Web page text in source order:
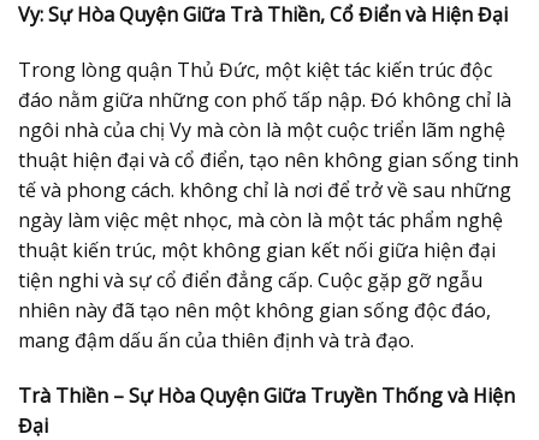
Vy: Sự Hòa Quyện Giữa Trà Thiền, Cổ Điển và Hiện Đại
Trong lòng quận Thủ Đức, một kiệt tác kiến trúc độc
đáo nằm giữa những con phố tấp nập. Đó không chỉ là
ngôi nhà của chị Vy mà còn là một cuộc triển lãm nghệ
thuật hiện đại và cổ điển, tạo nên không gian sống tinh
tế và phong cách. không chỉ là nơi để trở về sau những
ngày làm việc mệt nhọc, mà còn là một tác phẩm nghệ
thuật kiến trúc, một không gian kết nối giữa hiện đại
tiện nghi và sự cổ điển đẳng cấp. Cuộc gặp gỡ ngẫu
nhiên này đã tạo nên một không gian sống độc đáo,
mang đậm dấu ấn của thiên định và trà đạo.
Trà Thiền – Sự Hòa Quyện Giữa Truyền Thống và Hiện
Đại